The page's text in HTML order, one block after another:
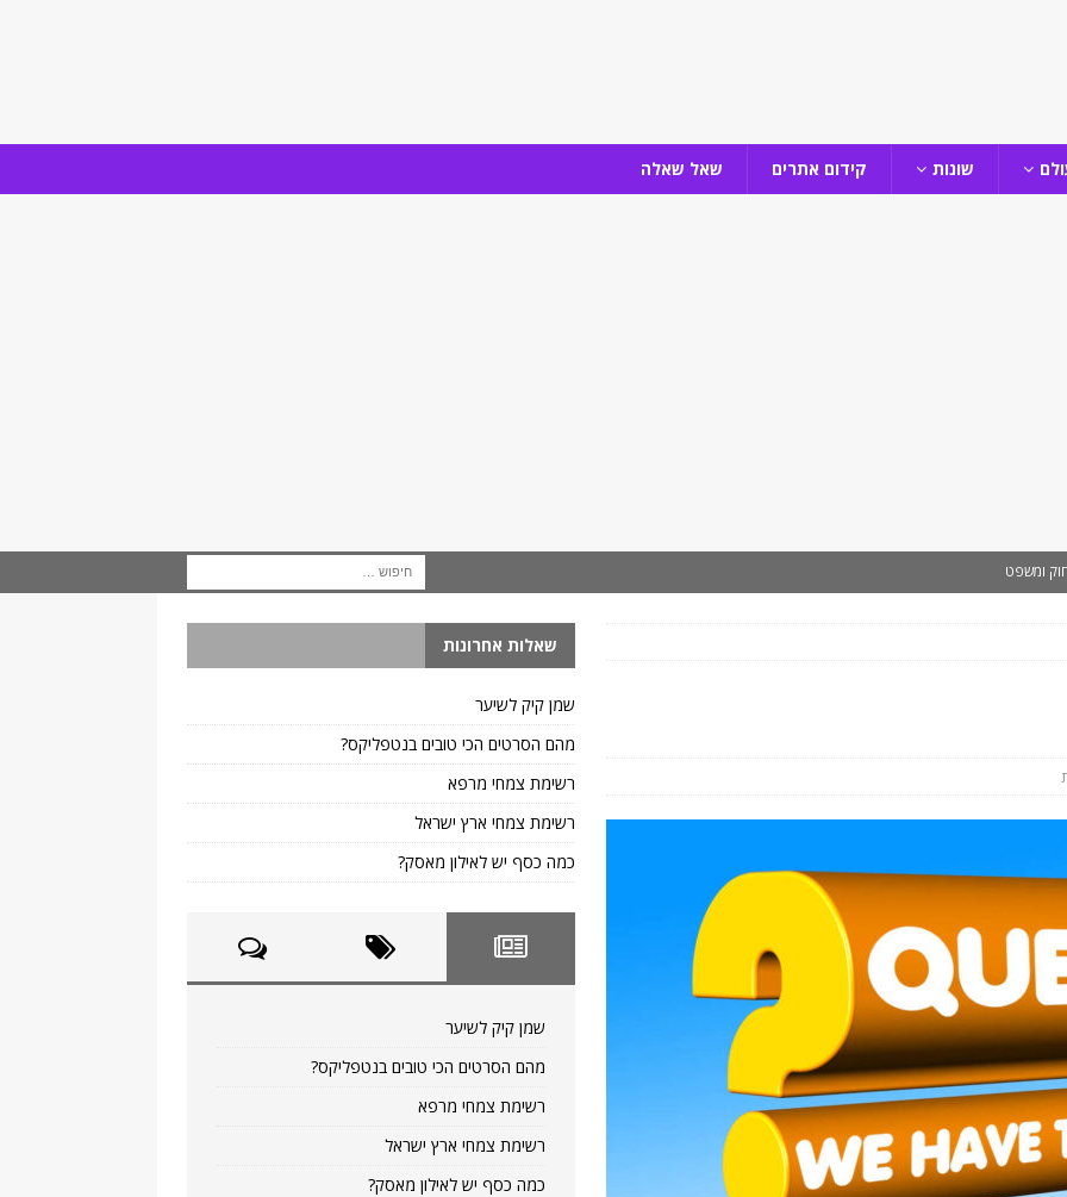
שונות קידום אתרים שאל שאלה
ומשפט
ומשקלים
איך כותבים ח.פ
דיאטה ותזונה
של ליטר מים?
מידות ומשקלים
שאלות אחרונות
שמן קיק לשיער
מהם הסרטים הכי טובים בנטפליקס?
רשימת צמחי מרפא
רשימת צמחי ארץ ישראל
כמה כסף יש לאילון מאסק?
שמן קיק לשיער
מהם הסרטים הכי טובים בנטפליקס?
רשימת צמחי מרפא
רשימת צמחי ארץ ישראל
כמה כסף יש לאילון מאסק?